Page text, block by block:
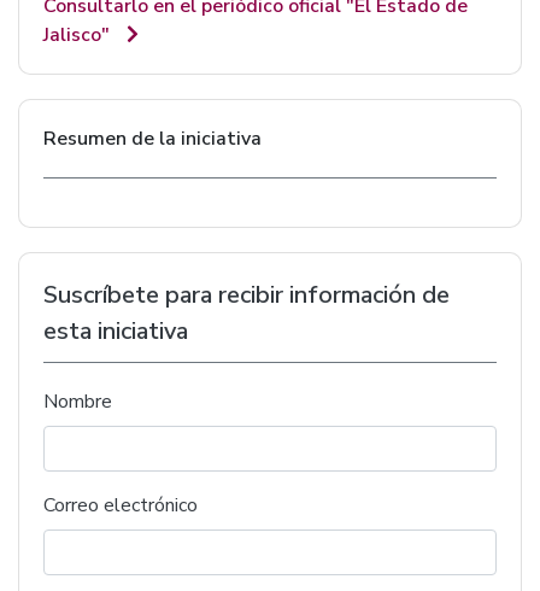
Consultarlo en el periódico oficial "El Estado de
Jalisco"
Resumen de la iniciativa
Suscríbete para recibir información de
esta iniciativa
Nombre
Correo electrónico